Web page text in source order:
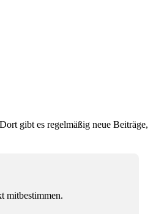
gibt es regelmäßig neue Beiträge,
mitbestimmen.